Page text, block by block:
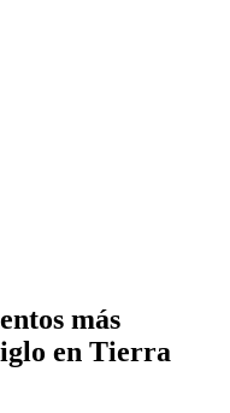
más
en Tierra